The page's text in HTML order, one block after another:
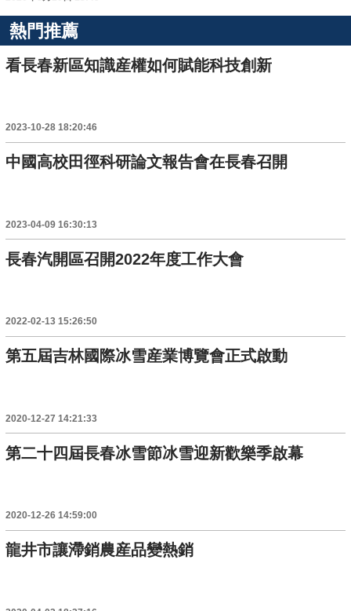
熱門推薦
看長春新區知識産權如何賦能科技創新
2023-10-28 18:20:46
中國高校田徑科研論文報告會在長春召開
2023-04-09 16:30:13
長春汽開區召開2022年度工作大會
2022-02-13 15:26:50
第五屆吉林國際冰雪産業博覽會正式啟動
2020-12-27 14:21:33
第二十四屆長春冰雪節冰雪迎新歡樂季啟幕
2020-12-26 14:59:00
龍井市讓滯銷農産品變熱銷